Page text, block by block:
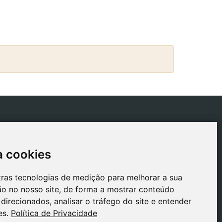
cookies
tecnologias de medição para melhorar a sua
no nosso site, de forma a mostrar conteúdo
analisar o tráfego do site e entender
Política de Privacidade
cookies
tecnologias de medição para melhorar a sua
no nosso site, de forma a mostrar conteúdo
analisar o tráfego do site e entender
Política de Privacidade
de Cookies
de
Legal
Madrid
+34 918 459 877
Segunda a Sexta